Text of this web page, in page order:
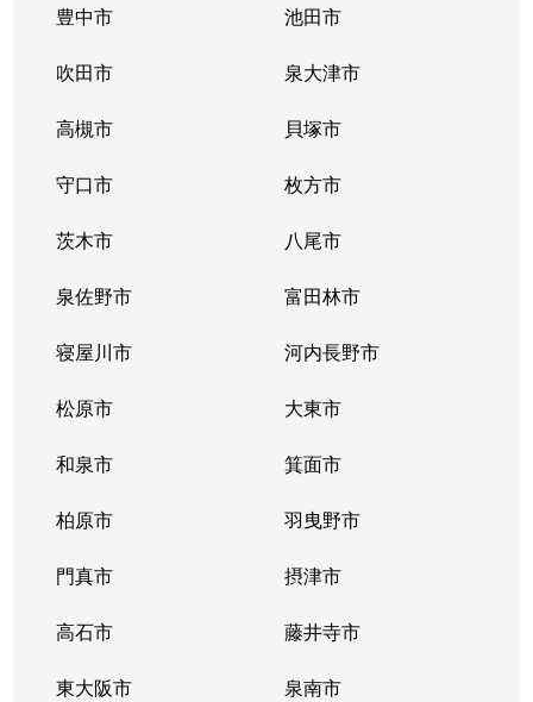
豊中市 池田市
吹田市 泉大津市
高槻市 貝塚市
守口市 枚方市
茨木市 八尾市
泉佐野市 富田林市
寝屋川市 河内長野市
松原市 大東市
和泉市 箕面市
柏原市 羽曳野市
門真市 摂津市
高石市 藤井寺市
東大阪市 泉南市